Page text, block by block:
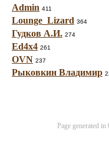
Admin 411
Lounge_Lizard 364
Гудков А.И. 274
Ed4x4 261
OVN 237
Рыковкин Владимир
Page generated